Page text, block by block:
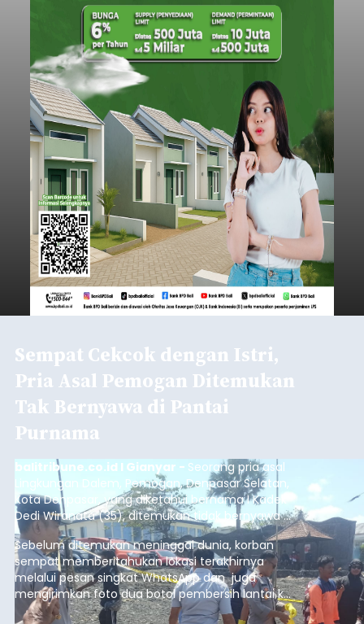
Sempat Cekcok dengan Istri,
Pria Asal Pemogan Ditemukan
Tak Bernyawa di Pantai
Purnama
balitribune.co.id I Gianyar - Seorang pria asal
Lingkungan Dalem, Pemogan, Denpasar Selatan,
Kota Denpasar, yang diketahui bernama I Kadek
Dedi Wiranata (35), ditemukan tidak bernyawa di
pesisir Pantai Purnama, Sukawati.
Sebelum ditemukan meninggal dunia, korban
sempat memberitahukan lokasi terakhirnya
melalui pesan singkat WhatsApp dan juga
mengirimkan foto dua botol pembersih lantai ke
istrinya.